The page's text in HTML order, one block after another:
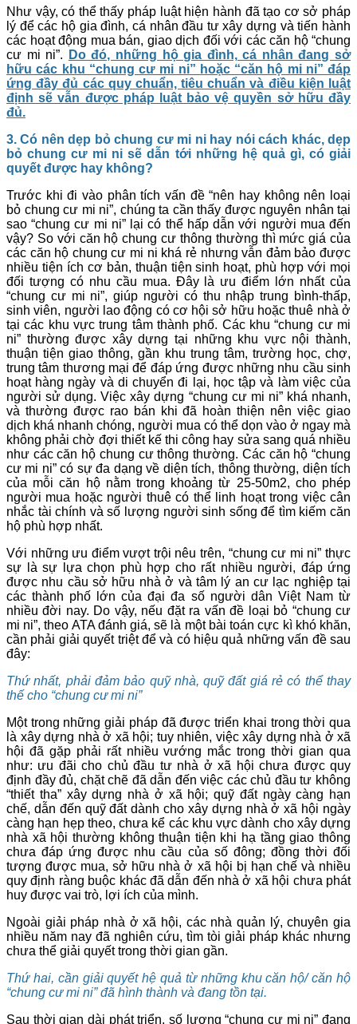
Như vậy, có thể thấy pháp luật hiện hành đã tạo cơ sở pháp
lý để các hộ gia đình, cá nhân đầu tư xây dựng và tiến hành
các hoạt động mua bán, giao dịch đối với các căn hộ “chung
cư mi ni”.
Do đó, những hộ gia đình, cá nhân đang sở
hữu các khu “chung cư mi ni” hoặc “căn hộ mi ni” đáp
ứng đầy đủ các quy chuẩn, tiêu chuẩn và điều kiện luật
định sẽ vẫn được pháp luật bảo vệ quyền sở hữu đầy
đủ.
3. Có nên dẹp bỏ chung cư mi ni hay nói cách khác, dẹp
bỏ chung cư mi ni sẽ dẫn tới những hệ quả gì, có giải
quyết được hay không?
Trước khi đi vào phân tích vấn đề “nên hay không nên loại
bỏ chung cư mi ni”, chúng ta cần thấy được nguyên nhân tại
sao “chung cư mi ni” lại có thể hấp dẫn với người mua đến
vậy? So với căn hộ chung cư thông thường thì mức giá của
các căn hộ chung cư mi ni khá rẻ nhưng vẫn đảm bảo được
nhiều tiện ích cơ bản, thuận tiện sinh hoạt, phù hợp với mọi
đối tượng có nhu cầu mua. Đây là ưu điểm lớn nhất của
“chung cư mi ni”, giúp người có thu nhập trung bình-thấp,
sinh viên, người lao động có cơ hội sở hữu hoặc thuê nhà ở
tại các khu vực trung tâm thành phố. Các khu “chung cư mi
ni” thường được xây dựng tại những khu vực nội thành,
thuận tiện giao thông, gần khu trung tâm, trường học, chợ,
trung tâm thương mại để đáp ứng được những nhu cầu sinh
hoạt hàng ngày và di chuyển đi lại, học tập và làm việc của
người sử dụng. Việc xây dựng “chung cư mi ni” khá nhanh,
và thường được rao bán khi đã hoàn thiện nên việc giao
dịch khá nhanh chóng, người mua có thể dọn vào ở ngay mà
không phải chờ đợi thiết kế thi công hay sửa sang quá nhiều
như các căn hộ chung cư thông thường. Các căn hộ “chung
cư mi ni” có sự đa dạng về diện tích, thông thường, diện tích
của mỗi căn hộ nằm trong khoảng từ 25-50m2, cho phép
người mua hoặc người thuê có thể linh hoạt trong việc cân
nhắc tài chính và số lượng người sinh sống để tìm kiếm căn
hộ phù hợp nhất.
Với những ưu điểm vượt trội nêu trên, “chung cư mi ni” thực
sự là sự lựa chọn phù hợp cho rất nhiều người, đáp ứng
được nhu cầu sở hữu nhà ở và tâm lý an cư lạc nghiệp tại
các thành phố lớn của đại đa số người dân Việt Nam từ
nhiều đời nay. Do vậy, nếu đặt ra vấn đề loại bỏ “chung cư
mi ni”, theo ATA đánh giá, sẽ là một bài toán cực kì khó khăn,
cần phải giải quyết triệt để và có hiệu quả những vấn đề sau
đây:
Thứ nhất, phải đảm bảo quỹ nhà, quỹ đất giá rẻ có thể thay
thế cho “chung cư mi ni”
Một trong những giải pháp đã được triển khai trong thời qua
là xây dựng nhà ở xã hội; tuy nhiên, việc xây dựng nhà ở xã
hội đã gặp phải rất nhiều vướng mắc trong thời gian qua
như: ưu đãi cho chủ đầu tư nhà ở xã hội chưa được quy
định đầy đủ, chặt chẽ đã dẫn đến việc các chủ đầu tư không
“thiết tha” xây dựng nhà ở xã hội; quỹ đất ngày càng hạn
chế, dẫn đến quỹ đất dành cho xây dựng nhà ở xã hội ngày
càng hạn hẹp theo, chưa kể các khu vực dành cho xây dựng
nhà xã hội thường không thuận tiện khi hạ tầng giao thông
chưa đáp ứng được nhu cầu của số đông; đồng thời đối
tượng được mua, sở hữu nhà ở xã hội bị hạn chế và nhiều
quy định ràng buộc khác đã dẫn đến nhà ở xã hội chưa phát
huy được vai trò, lợi ích của mình.
Ngoài giải pháp nhà ở xã hội, các nhà quản lý, chuyên gia
nhiều năm nay đã nghiên cứu, tìm tòi giải pháp khác nhưng
chưa thể giải quyết trong thời gian gần.
Thứ hai, cần giải quyết hệ quả từ những khu căn hộ/ căn hộ
“chung cư mi ni” đã hình thành và đang tồn tại.
Sau thời gian dài phát triển, số lượng “chung cư mi ni” đang